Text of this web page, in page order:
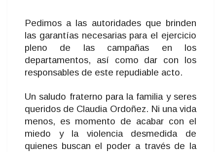
Pedimos a las autoridades que brinden
las garantías necesarias para el ejercicio
pleno de las campañas en los
departamentos, así como dar con los
responsables de este repudiable acto.
Un saludo fraterno para la familia y seres
queridos de Claudia Ordoñez. Ni una vida
menos, es momento de acabar con el
miedo y la violencia desmedida de
quienes buscan el poder a través de la